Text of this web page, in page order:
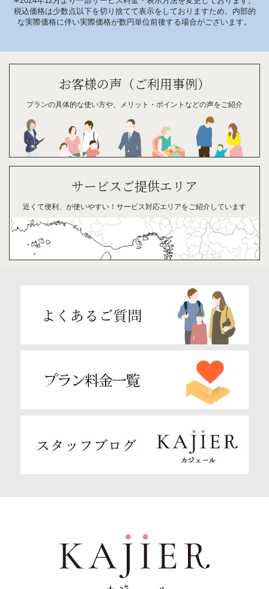
税込価格は少数点以下を切り捨てて表示をしておりますため、内部的
な実際価格に伴い実際価格が数円単位前後する場合がございます。
お客様の声（ご利用事例）
プランの具体的な使い方や、 メリット・ ポイントなどの声をご紹介
サービスご提供エリア
近くて便利、が使いやすい！ サービス対応エリアをご紹介しています